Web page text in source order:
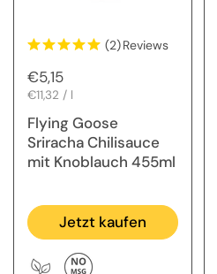
(2)Reviews
Regulärer Preis
€5,15
Stückpreis
€11,32 / l
Flying Goose
Sriracha Chilisauce
mit Knoblauch 455ml
Jetzt kaufen